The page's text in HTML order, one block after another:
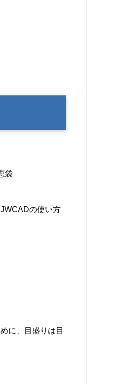
袋
の使い方
に、目盛りは目